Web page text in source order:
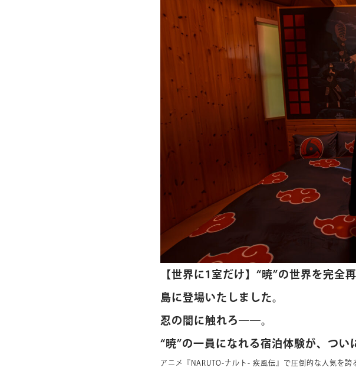
【世界に1室だけ】“暁”の世界を完全
島に登場いたしました。
忍の闇に触れろ――。
“暁”の一員になれる宿泊体験が、つい
アニメ『NARUTO-ナルト- 疾風伝』で圧倒的な人気を誇